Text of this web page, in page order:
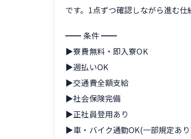
です。1点ずつ確認しながら進む
━━ 条件 ━━
▶寮費無料・即入寮OK
▶週払いOK
▶交通費全額支給
▶社会保険完備
▶正社員登用あり
▶車・バイク通勤OK(一部規定あ